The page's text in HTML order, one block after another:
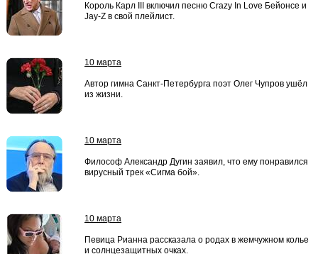
Король Карл III включил песню Crazy In Love Бейонсе и
Jay-Z в свой плейлист.
10 марта
Автор гимна Санкт-Петербурга поэт Олег Чупров ушёл
из жизни.
10 марта
Философ Александр Дугин заявил, что ему понравился
вирусный трек «Сигма бой».
10 марта
Певица Рианна рассказала о родах в жемчужном колье
и солнцезащитных очках.